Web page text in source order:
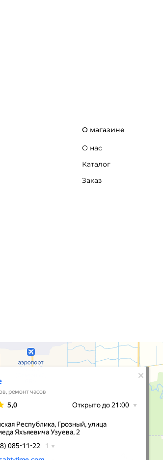
О магазине
О нас
Каталог
Заказ